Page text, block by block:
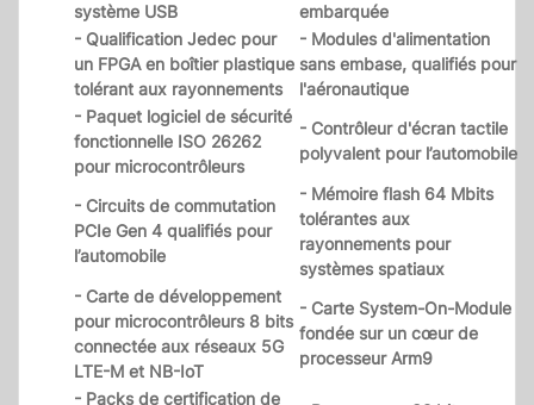
système USB
embarquée
- Qualification Jedec pour
un FPGA en boîtier plastique
tolérant aux rayonnements
- Modules d'alimentation
sans embase, qualifiés pour
l'aéronautique
- Paquet logiciel de sécurité
fonctionnelle ISO 26262
pour microcontrôleurs
- Contrôleur d'écran tactile
polyvalent pour l’automobile
- Circuits de commutation
PCIe Gen 4 qualifiés pour
l’automobile
- Mémoire flash 64 Mbits
tolérantes aux
rayonnements pour
systèmes spatiaux
- Carte de développement
pour microcontrôleurs 8 bits
connectée aux réseaux 5G
LTE-M et NB-IoT
- Carte System-On-Module
fondée sur un cœur de
processeur Arm9
- Packs de certification de